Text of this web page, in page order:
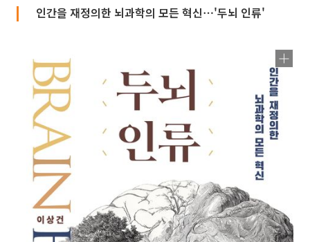
인간을 재정의한 뇌과학의 모든 혁신⋯'두뇌 인류'